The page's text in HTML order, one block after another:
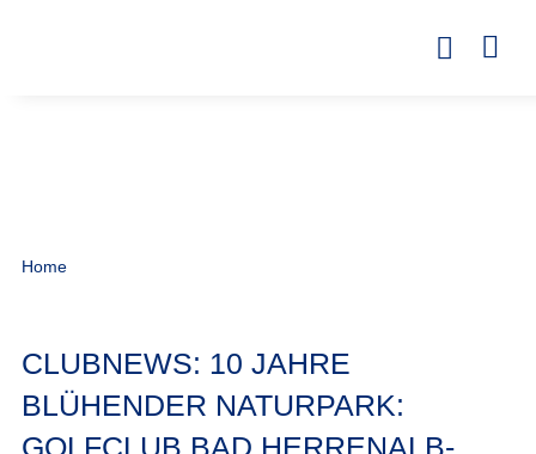
Home
CLUBNEWS: 10 JAHRE
BLÜHENDER NATURPARK:
GOLFCLUB BAD HERRENALB-